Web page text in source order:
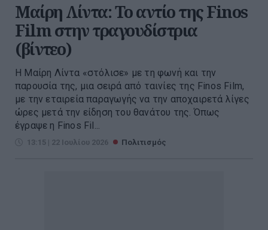
Μαίρη Λίντα: Το αντίο της Finos
Film στην τραγουδίστρια
(βίντεο)
Η Μαίρη Λίντα «στόλισε» με τη φωνή και την
παρουσία της, μια σειρά από ταινίες της Finos Film,
με την εταιρεία παραγωγής να την αποχαιρετά λίγες
ώρες μετά την είδηση του θανάτου της. Όπως
έγραψε η Finos Fil...
13:15 | 22 Ιουλίου 2026 Πολιτισμός